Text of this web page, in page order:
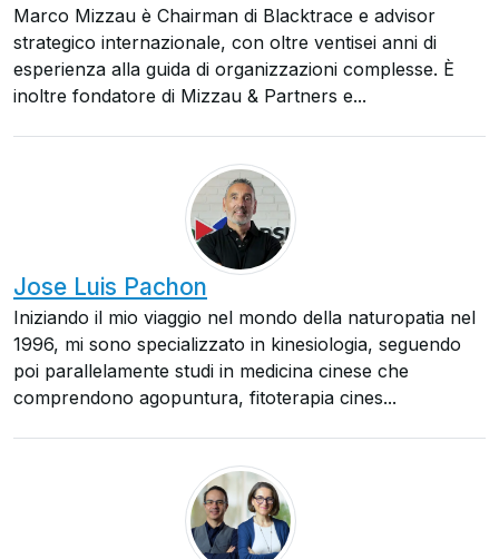
Marco Mizzau è Chairman di Blacktrace e advisor
strategico internazionale, con oltre ventisei anni di
esperienza alla guida di organizzazioni complesse. È
inoltre fondatore di Mizzau & Partners e...
Jose Luis Pachon
Iniziando il mio viaggio nel mondo della naturopatia nel
1996, mi sono specializzato in kinesiologia, seguendo
poi parallelamente studi in medicina cinese che
comprendono agopuntura, fitoterapia cines...